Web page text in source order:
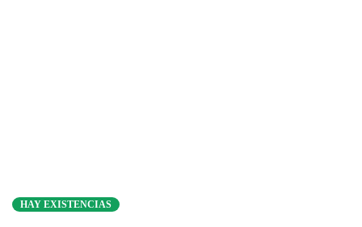
HAY EXISTENCIAS